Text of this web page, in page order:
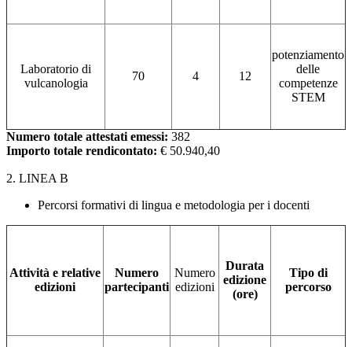
Laboratorio di
vulcanologia
70 4 12
potenziamento
delle
competenze
STEM
Numero totale attestati emessi: 382
Importo totale rendicontato: € 50.940,40
2. LINEA B
Percorsi formativi di lingua e metodologia per i docenti
Attività e relative
edizioni
Numero
partecipanti
Numero
edizioni
Durata
edizione
(ore)
Tipo di
percorso